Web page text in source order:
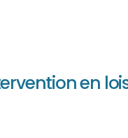
ACCÈS-
en